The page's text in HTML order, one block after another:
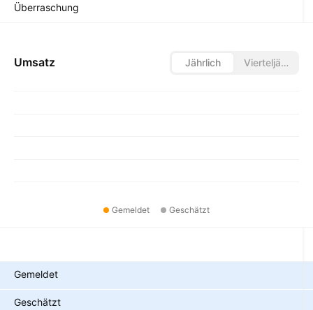
Überraschung
Umsatz Jährlich Vierteljährlich
Gemeldet Geschätzt
Gemeldet
Geschätzt